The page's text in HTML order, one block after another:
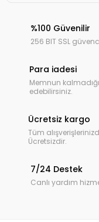
%100 Güvenilir
256 BIT SSL
Para iadesi
Memnun
edebilirsiniz.
Ücretsiz kargo
Tüm
Ücretsizdir.
7/24 Destek
Canlı yardım